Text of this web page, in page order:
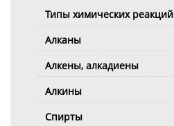
Типы химических реакций
Алканы
Алкены, алкадиены
Алкины
Спирты